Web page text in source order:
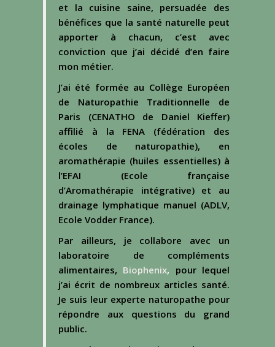
et la cuisine saine, persuadée des
bénéfices que la santé naturelle peut
apporter à chacun, c’est avec
conviction que j’ai décidé d’en faire
mon métier.
J’ai été formée au Collège Européen
de Naturopathie Traditionnelle de
Paris (CENATHO de Daniel Kieffer)
affilié à la FENA (fédération des
écoles de naturopathie), en
aromathérapie (huiles essentielles) à
l’EFAI (Ecole française
d’Aromathérapie intégrative) et au
drainage lymphatique manuel (ADLV,
Ecole Vodder France).
Par ailleurs, je collabore avec un
laboratoire de compléments
alimentaires, Biophenix, pour lequel
j’ai écrit de nombreux articles santé.
Je suis leur experte naturopathe pour
répondre aux questions du grand
public.